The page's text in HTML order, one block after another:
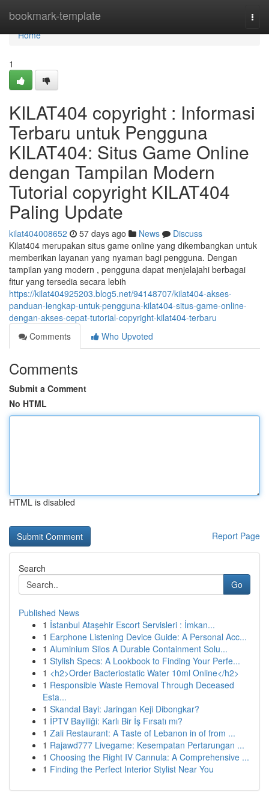
bookmark-template
Home
Home
1
KILAT404 copyright : Informasi
Terbaru untuk Pengguna
KILAT404: Situs Game Online
dengan Tampilan Modern
Tutorial copyright KILAT404
Paling Update
kilat404008652 57 days ago News
Discuss
Kilat404 merupakan situs game online yang dikembangkan untuk
memberikan layanan yang nyaman bagi pengguna. Dengan
tampilan yang modern , pengguna dapat menjelajahi berbagai
fitur yang tersedia secara lebih
https://kilat404925203.blog5.net/94148707/kilat404-akses-
panduan-lengkap-untuk-pengguna-kilat404-situs-game-online-
dengan-akses-cepat-tutorial-copyright-kilat404-terbaru
Comments
Who Upvoted
Comments
Submit a Comment
No HTML
HTML is disabled
Report Page
Search
Go
Published News
1 İstanbul Ataşehir Escort Servisleri : İmkan...
1 Earphone Listening Device Guide: A Personal Acc...
1 Aluminium Silos A Durable Containment Solu...
1 Stylish Specs: A Lookbook to Finding Your Perfe...
1 <h2>Order Bacteriostatic Water 10ml Online</h2>
1 Responsible Waste Removal Through Deceased
Esta...
1 Skandal Bayi: Jaringan Keji Dibongkar?
1 İPTV Bayiliği: Karlı Bir İş Fırsatı mı?
1 Zali Restaurant: A Taste of Lebanon in of from ...
1 Rajawd777 Livegame: Kesempatan Pertarungan ...
1 Choosing the Right IV Cannula: A Comprehensive ...
1 Finding the Perfect Interior Stylist Near You